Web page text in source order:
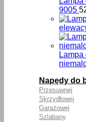
9005
Napędy do
Przesuwnej
Skrzydłowej
Garażowej
Szlabany